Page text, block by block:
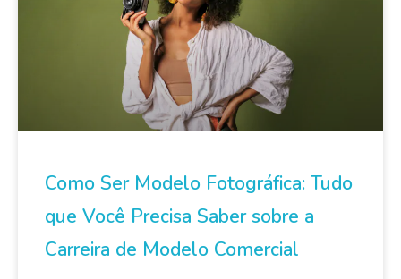
Como Ser Modelo Fotográfica: Tudo
que Você Precisa Saber sobre a
Carreira de Modelo Comercial